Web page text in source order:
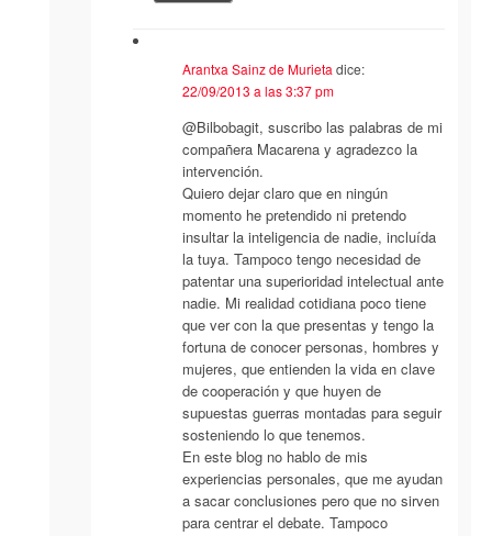
Arantxa Sainz de Murieta dice:
22/09/2013 a las 3:37 pm
@Bilbobagit, suscribo las palabras de mi
compañera Macarena y agradezco la
intervención.
Quiero dejar claro que en ningún
momento he pretendido ni pretendo
insultar la inteligencia de nadie, incluída
la tuya. Tampoco tengo necesidad de
patentar una superioridad intelectual ante
nadie. Mi realidad cotidiana poco tiene
que ver con la que presentas y tengo la
fortuna de conocer personas, hombres y
mujeres, que entienden la vida en clave
de cooperación y que huyen de
supuestas guerras montadas para seguir
sosteniendo lo que tenemos.
En este blog no hablo de mis
experiencias personales, que me ayudan
a sacar conclusiones pero que no sirven
para centrar el debate. Tampoco